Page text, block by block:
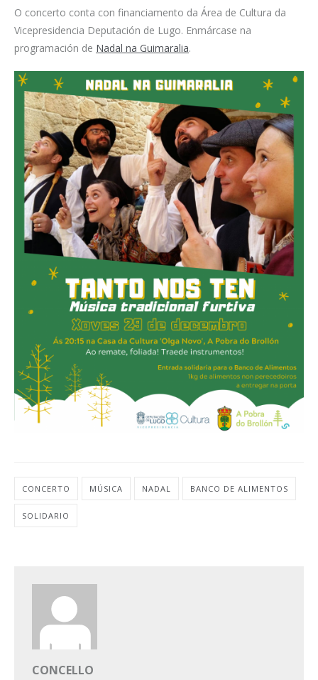
O concerto conta con financiamento da Área de Cultura da
Vicepresidencia Deputación de Lugo. Enmárcase na
programación de Nadal na Guimaralia.
CONCERTO MÚSICA NADAL BANCO DE ALIMENTOS
SOLIDARIO
CONCELLO